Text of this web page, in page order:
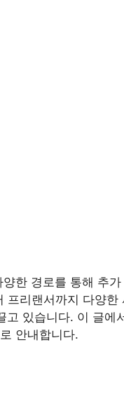
한 경로를 통해 추
프리랜서까지 다양
있습니다. 이 글에
안내합니다.